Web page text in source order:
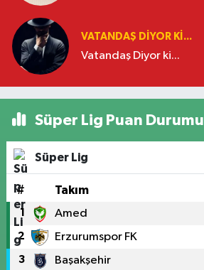
VATANDAŞ DIYOR KI...
Vatandaş Diyor ki...
Süper Lig Puan Durumu
Süper Lig
# Takım
1 Amed
2 Erzurumspor FK
3 Başakşehir